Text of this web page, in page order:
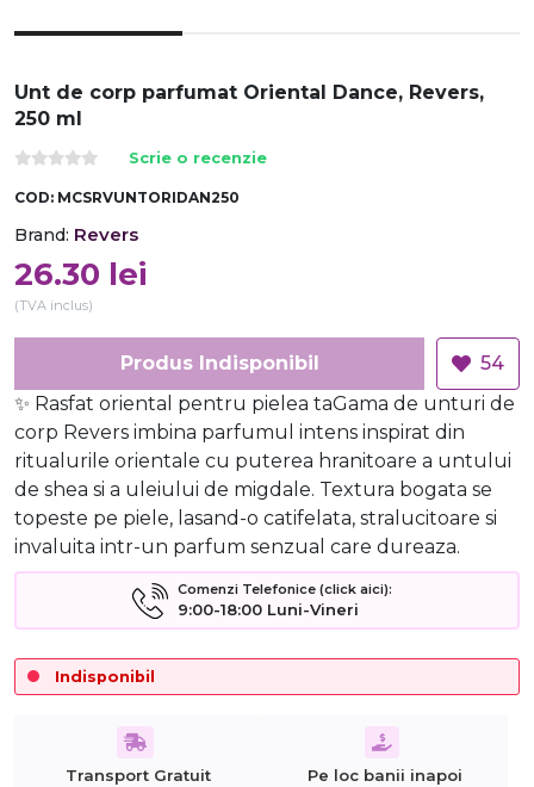
Unt de corp parfumat Oriental Dance, Revers,
250 ml
Scrie o recenzie
COD: MCSRVUNTORIDAN250
Brand: Revers
26.30 lei
(TVA inclus)
Produs Indisponibil
54
✨ Rasfat oriental pentru pielea taGama de unturi de
corp Revers imbina parfumul intens inspirat din
ritualurile orientale cu puterea hranitoare a untului
de shea si a uleiului de migdale. Textura bogata se
topeste pe piele, lasand-o catifelata, stralucitoare si
invaluita intr-un parfum senzual care dureaza.
Comenzi Telefonice (click aici):
9:00-18:00 Luni-Vineri
Indisponibil
Transport Gratuit Pe loc banii inapoi